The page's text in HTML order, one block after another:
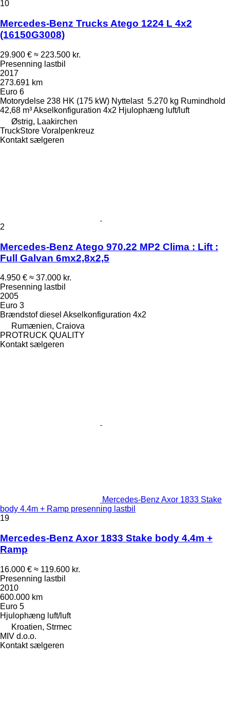
10
Mercedes-Benz Trucks Atego 1224 L 4x2
(16150G3008)
29.900 € ≈ 223.500 kr.
Presenning lastbil
2017
273.691 km
Euro 6
Motorydelse 238 HK (175 kW) Nyttelast 5.270 kg Rumindhold
42,68 m³Akselkonfiguration 4x2 Hjulophæng luft/luft
Østrig, Laakirchen
TruckStore Voralpenkreuz
Kontakt sælgeren
2
Mercedes-Benz Atego 970.22 MP2 Clima : Lift :
Full Galvan 6mx2,8x2,5
4.950 € ≈ 37.000 kr.
Presenning lastbil
2005
Euro 3
Brændstof diesel Akselkonfiguration 4x2
Rumænien, Craiova
PROTRUCK QUALITY
Kontakt sælgeren
Mercedes-Benz Axor 1833 Stake
body 4.4m + Ramp presenning lastbil
19
Mercedes-Benz Axor 1833 Stake body 4.4m +
Ramp
16.000 € ≈ 119.600 kr.
Presenning lastbil
2010
600.000 km
Euro 5
Hjulophæng luft/luft
Kroatien, Strmec
MIV d.o.o.
Kontakt sælgeren